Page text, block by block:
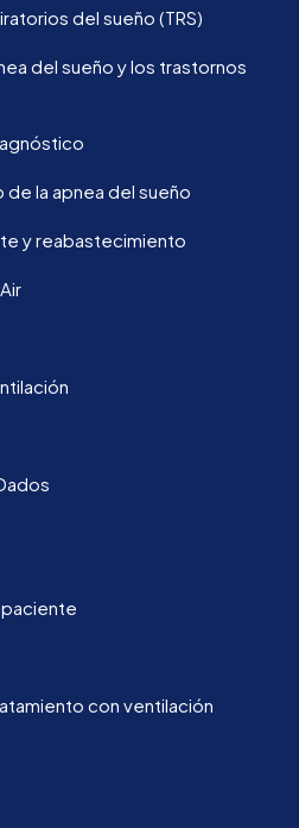
del sueño (TRS)
del sueño y los trastornos
la apnea del sueño
y reabastecimiento
con ventilación